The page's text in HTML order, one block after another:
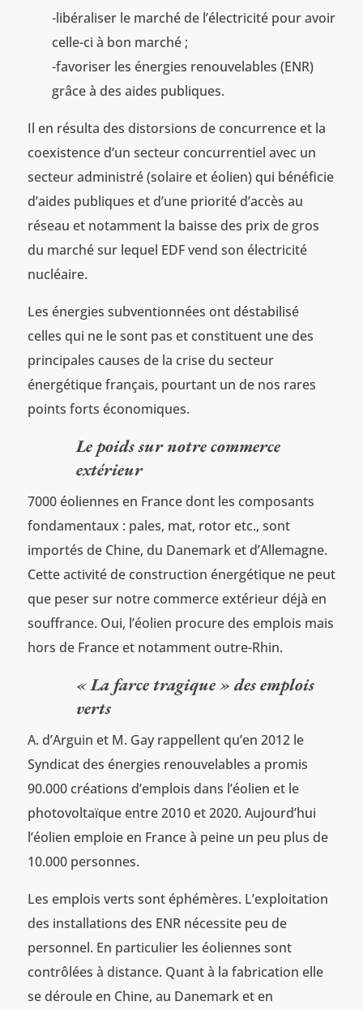
-libéraliser le marché de l’électricité pour avoir
celle-ci à bon marché ;
-favoriser les énergies renouvelables (ENR)
grâce à des aides publiques.
Il en résulta des distorsions de concurrence et la
coexistence d’un secteur concurrentiel avec un
secteur administré (solaire et éolien) qui bénéficie
d’aides publiques et d’une priorité d’accès au
réseau et notamment la baisse des prix de gros
du marché sur lequel EDF vend son électricité
nucléaire.
Les énergies subventionnées ont déstabilisé
celles qui ne le sont pas et constituent une des
principales causes de la crise du secteur
énergétique français, pourtant un de nos rares
points forts économiques.
Le poids sur notre commerce
extérieur
7000 éoliennes en France dont les composants
fondamentaux : pales, mat, rotor etc., sont
importés de Chine, du Danemark et d’Allemagne.
Cette activité de construction énergétique ne peut
que peser sur notre commerce extérieur déjà en
souffrance. Oui, l’éolien procure des emplois mais
hors de France et notamment outre-Rhin.
« La farce tragique » des emplois
verts
A. d’Arguin et M. Gay rappellent qu’en 2012 le
Syndicat des énergies renouvelables a promis
90.000 créations d’emplois dans l’éolien et le
photovoltaïque entre 2010 et 2020. Aujourd’hui
l’éolien emploie en France à peine un peu plus de
10.000 personnes.
Les emplois verts sont éphémères. L’exploitation
des installations des ENR nécessite peu de
personnel. En particulier les éoliennes sont
contrôlées à distance. Quant à la fabrication elle
se déroule en Chine, au Danemark et en